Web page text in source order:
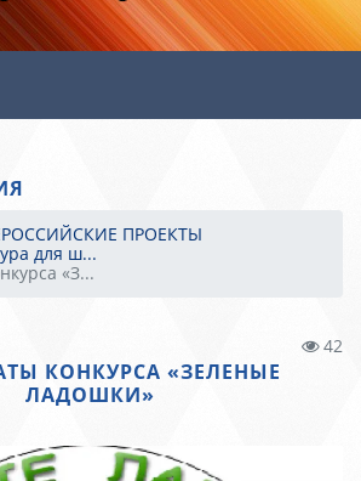
ПРОЕКТЫ
для ш...
«З...
42
КОНКУРСА «ЗЕЛЕНЫЕ
ЛАДОШКИ»